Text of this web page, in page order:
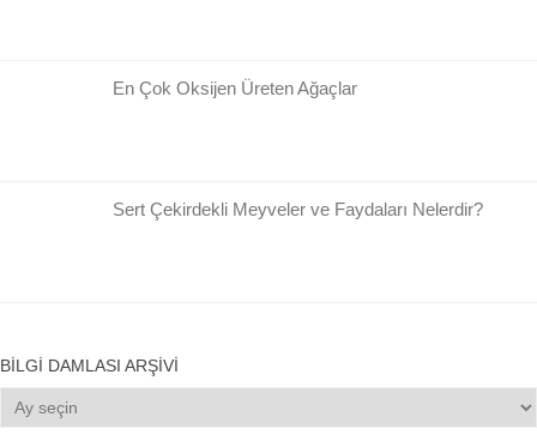
En Çok Oksijen Üreten Ağaçlar
Sert Çekirdekli Meyveler ve Faydaları Nelerdir?
BILGI DAMLASI ARŞIVI
Bilgi
Damlası